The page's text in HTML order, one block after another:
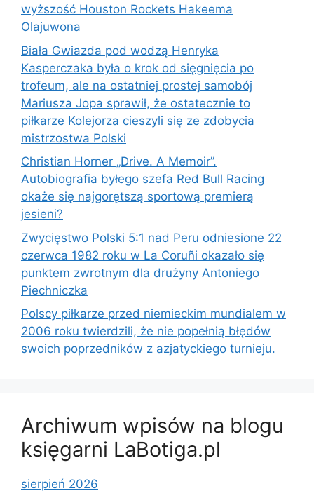
wyższość Houston Rockets Hakeema
Olajuwona
Biała Gwiazda pod wodzą Henryka
Kasperczaka była o krok od sięgnięcia po
trofeum, ale na ostatniej prostej samobój
Mariusza Jopa sprawił, że ostatecznie to
piłkarze Kolejorza cieszyli się ze zdobycia
mistrzostwa Polski
Christian Horner „Drive. A Memoir”.
Autobiografia byłego szefa Red Bull Racing
okaże się najgorętszą sportową premierą
jesieni?
Zwycięstwo Polski 5:1 nad Peru odniesione 22
czerwca 1982 roku w La Coruñi okazało się
punktem zwrotnym dla drużyny Antoniego
Piechniczka
Polscy piłkarze przed niemieckim mundialem w
2006 roku twierdzili, że nie popełnią błędów
swoich poprzedników z azjatyckiego turnieju.
Archiwum wpisów na blogu
księgarni LaBotiga.pl
sierpień 2026